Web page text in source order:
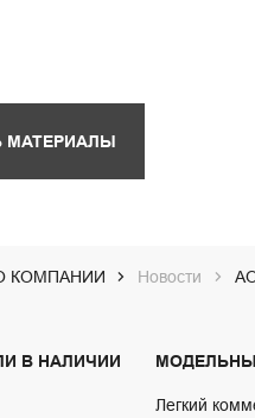
МАТЕРИАЛЫ
КОМПАНИИ Новости
В НАЛИЧИИ
Легкий